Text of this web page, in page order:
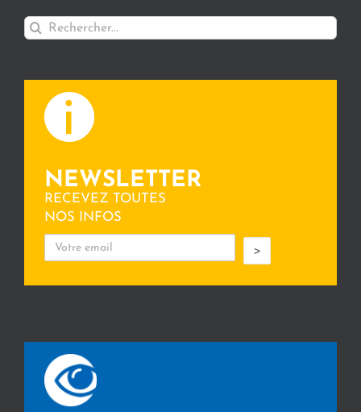
Rechercher:
NEWSLETTER
RECEVEZ TOUTES
NOS INFOS
>